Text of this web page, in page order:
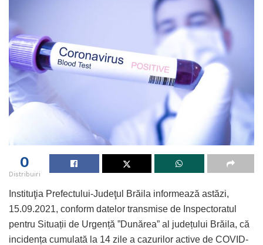
0
Distribuiri
Instituţia Prefectului-Judeţul Brăila informează astăzi,
15.09.2021, conform datelor transmise de Inspectoratul
pentru Situații de Urgență ”Dunărea” al județului Brăila, că
incidența cumulată la 14 zile a cazurilor active de COVID-